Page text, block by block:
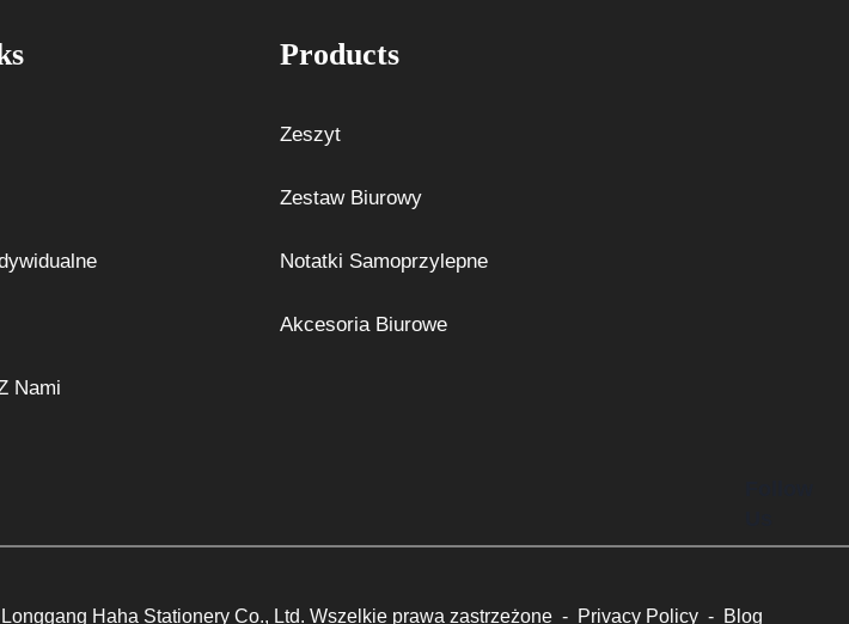
Nami
Products
Zeszyt
Zestaw Biurowy
Notatki Samoprzylepne
Akcesoria Biurowe
Haha Stationery Co., Ltd. Wszelkie prawa zastrzeżone - Privacy Policy - Blog